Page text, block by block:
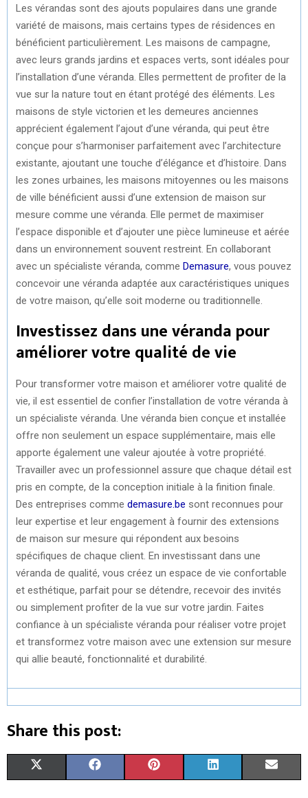
Les vérandas sont des ajouts populaires dans une grande
variété de maisons, mais certains types de résidences en
bénéficient particulièrement. Les maisons de campagne,
avec leurs grands jardins et espaces verts, sont idéales pour
l’installation d’une véranda. Elles permettent de profiter de la
vue sur la nature tout en étant protégé des éléments. Les
maisons de style victorien et les demeures anciennes
apprécient également l’ajout d’une véranda, qui peut être
conçue pour s’harmoniser parfaitement avec l’architecture
existante, ajoutant une touche d’élégance et d’histoire. Dans
les zones urbaines, les maisons mitoyennes ou les maisons
de ville bénéficient aussi d’une extension de maison sur
mesure comme une véranda. Elle permet de maximiser
l’espace disponible et d’ajouter une pièce lumineuse et aérée
dans un environnement souvent restreint. En collaborant
avec un spécialiste véranda, comme Demasure, vous pouvez
concevoir une véranda adaptée aux caractéristiques uniques
de votre maison, qu’elle soit moderne ou traditionnelle.
Investissez dans une véranda pour
améliorer votre qualité de vie
Pour transformer votre maison et améliorer votre qualité de
vie, il est essentiel de confier l’installation de votre véranda à
un spécialiste véranda. Une véranda bien conçue et installée
offre non seulement un espace supplémentaire, mais elle
apporte également une valeur ajoutée à votre propriété.
Travailler avec un professionnel assure que chaque détail est
pris en compte, de la conception initiale à la finition finale.
Des entreprises comme demasure.be sont reconnues pour
leur expertise et leur engagement à fournir des extensions
de maison sur mesure qui répondent aux besoins
spécifiques de chaque client. En investissant dans une
véranda de qualité, vous créez un espace de vie confortable
et esthétique, parfait pour se détendre, recevoir des invités
ou simplement profiter de la vue sur votre jardin. Faites
confiance à un spécialiste véranda pour réaliser votre projet
et transformez votre maison avec une extension sur mesure
qui allie beauté, fonctionnalité et durabilité.
Share this post: